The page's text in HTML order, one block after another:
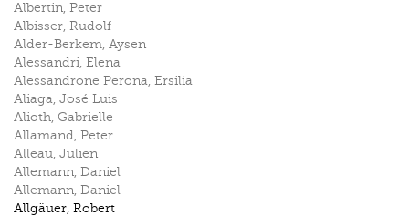
Albertin, Peter
Albisser, Rudolf
Alder-Berkem, Aysen
Alessandri, Elena
Alessandrone Perona, Ersilia
Aliaga, José Luis
Alioth, Gabrielle
Allamand, Peter
Alleau, Julien
Allemann, Daniel
Allemann, Daniel
Allgäuer, Robert